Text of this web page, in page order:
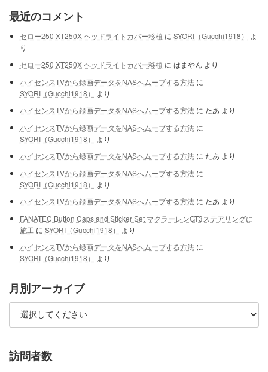
最近のコメント
セロー250 XT250X ヘッドライトカバー移植 に SYORI（Gucchi1918）
よ
り
セロー250 XT250X ヘッドライトカバー移植 に はまやん より
ハイセンスTVから録画データをNASへムーブする方法に
SYORI（Gucchi1918）
より
ハイセンスTVから録画データをNASへムーブする方法に たあ より
ハイセンスTVから録画データをNASへムーブする方法に
SYORI（Gucchi1918）
より
ハイセンスTVから録画データをNASへムーブする方法に たあ より
ハイセンスTVから録画データをNASへムーブする方法に
SYORI（Gucchi1918）
より
ハイセンスTVから録画データをNASへムーブする方法に たあ より
FANATEC Button Caps and Sticker Set マクラーレンGT3ステアリングに
施工 に SYORI（Gucchi1918）
より
ハイセンスTVから録画データをNASへムーブする方法に
SYORI（Gucchi1918）
より
月別アーカイブ
訪問者数